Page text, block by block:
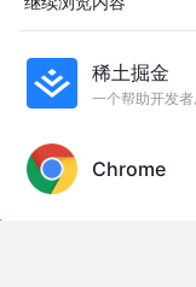
8
Computer Vision
用户83774906970
时隔十一年后再看伪装者
靳东 #胡歌 #王凯 #刘敏涛
稀土掘金
一个帮助开发
Chrome